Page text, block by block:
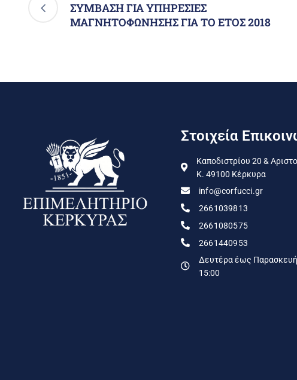
ΣΥΜΒΑΣΗ ΓΙΑ ΥΠΗΡΕΣΙΕΣ
ΜΑΓΝΗΤΟΦΩΝΗΣΗΣ ΓΙΑ ΤΟ ΕΤΟΣ 2018
Στοιχεία
Καποδιστρίου 20 &
Κ. 49100 Κέρκυρα
info@corfucci.gr
2661039813
2661080575
2661440953
Δευτέρα έως
15:00